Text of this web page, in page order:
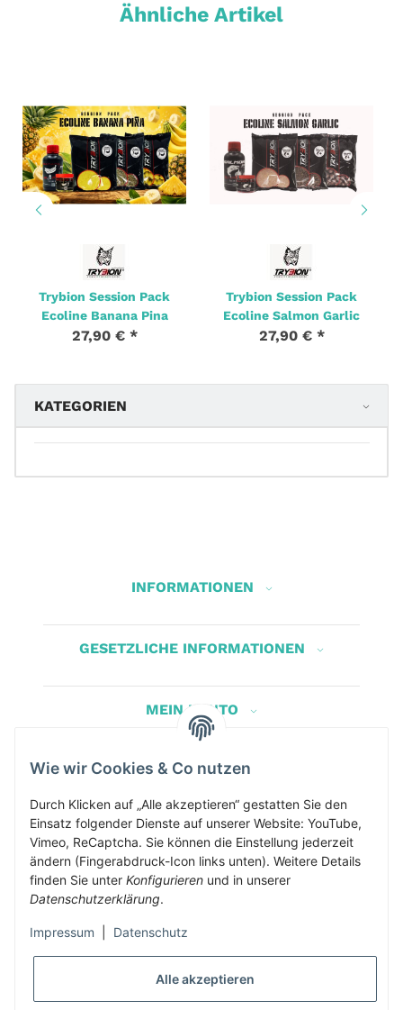
Ähnliche Artikel
Trybion Session Pack
Ecoline Banana Pina
27,90 € *
Trybion Session Pack
Ecoline Salmon Garlic
27,90 € *
KATEGORIEN
INFORMATIONEN
GESETZLICHE INFORMATIONEN
MEIN KONTO
Herbis Anglerladen
Inh.Herbert Schinnerl
Kirchdorf am Inn 5
4982 Kirchdorf am Inn
info@herbis-anglerladen.at
Wie wir Cookies & Co nutzen
Durch Klicken auf „Alle akzeptieren“ gestatten Sie den
Einsatz folgender Dienste auf unserer Website: YouTube,
Vimeo, ReCaptcha. Sie können die Einstellung jederzeit
ändern (Fingerabdruck-Icon links unten). Weitere Details
finden Sie unter Konfigurieren und in unserer
Datenschutzerklärung.
Impressum Datenschutz
Alle akzeptieren